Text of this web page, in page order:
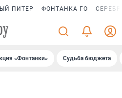
ПИТЕР ФОНТАНКА ГО
«Фонтанки» Судьба бюджета